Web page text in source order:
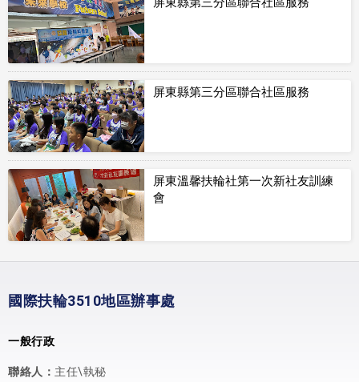
屏東縣第三分區聯合社區服務
屏東溫馨扶輪社第一次新社友訓練
會
國際扶輪3510地區辦事處
一般行政
聯絡人： 主任\執秘